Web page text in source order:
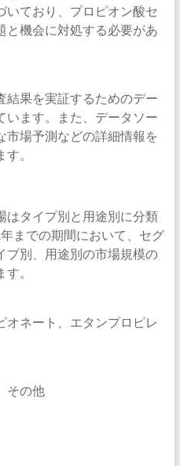
いており、プロピオン酸セ
と機会に対処する必要があ
結果を実証するためのデー
います。また、データソー
市場予測などの詳細情報を
。
はタイプ別と用途別に分類
までの期間において、セグ
プ別、用途別の市場規模の
。
オネート、エタンプロピレ
その他